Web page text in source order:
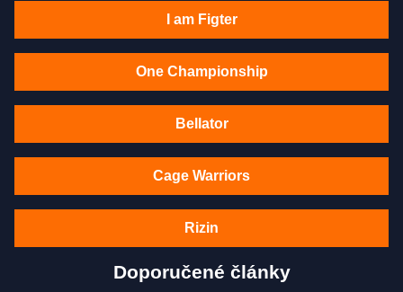
I am Figter
One Championship
Bellator
Cage Warriors
Rizin
Doporučené články